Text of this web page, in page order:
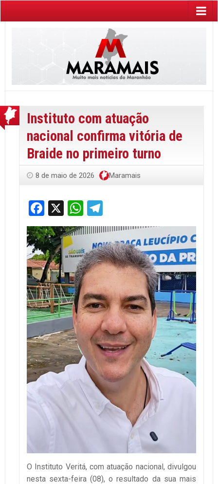
Instituto com atuação
nacional confirma vitória de
Braide no primeiro turno
8 de maio de 2026 Maramais
Facebook
X WhatsApp
O Instituto Veritá, com atuação nacional, divulgou
nesta sexta-feira (08), o resultado da sua mais